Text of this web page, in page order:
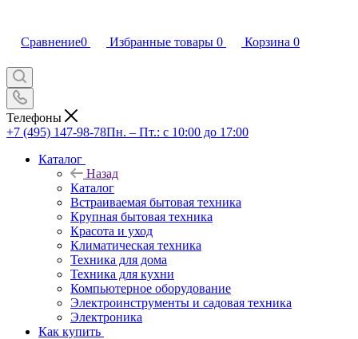
Сравнение0 Избранные товары 0 Корзина 0
Телефоны
+7 (495) 147-98-78Пн. – Пт.: с 10:00 до 17:00
Каталог
Назад
Каталог
Встраиваемая бытовая техника
Крупная бытовая техника
Красота и уход
Климатическая техника
Техника для дома
Техника для кухни
Компьютерное оборудование
Электроинструменты и садовая техника
Электроника
Как купить